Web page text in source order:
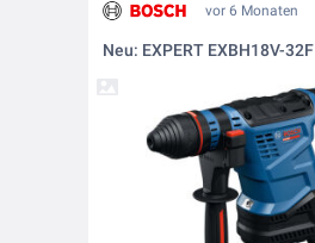
vor 6 Monaten
Neu: EXPERT EXBH18V-32F